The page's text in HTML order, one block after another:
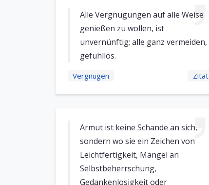
Alle Vergnügungen auf alle Weise
genießen zu wollen, ist
unvernünftig; alle ganz vermeiden,
gefühllos.
Vergnügen Zitat
Armut ist keine Schande an sich,
sondern wo sie ein Zeichen von
Leichtfertigkeit, Mangel an
Selbstbeherrschung,
Gedankenlosigkeit oder